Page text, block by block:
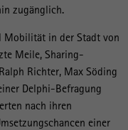
zugänglich.
Mobilität in der Stadt von
Meile, Sharing-
Richter, Max Söding
Delphi-Befragung
nach ihren
einer